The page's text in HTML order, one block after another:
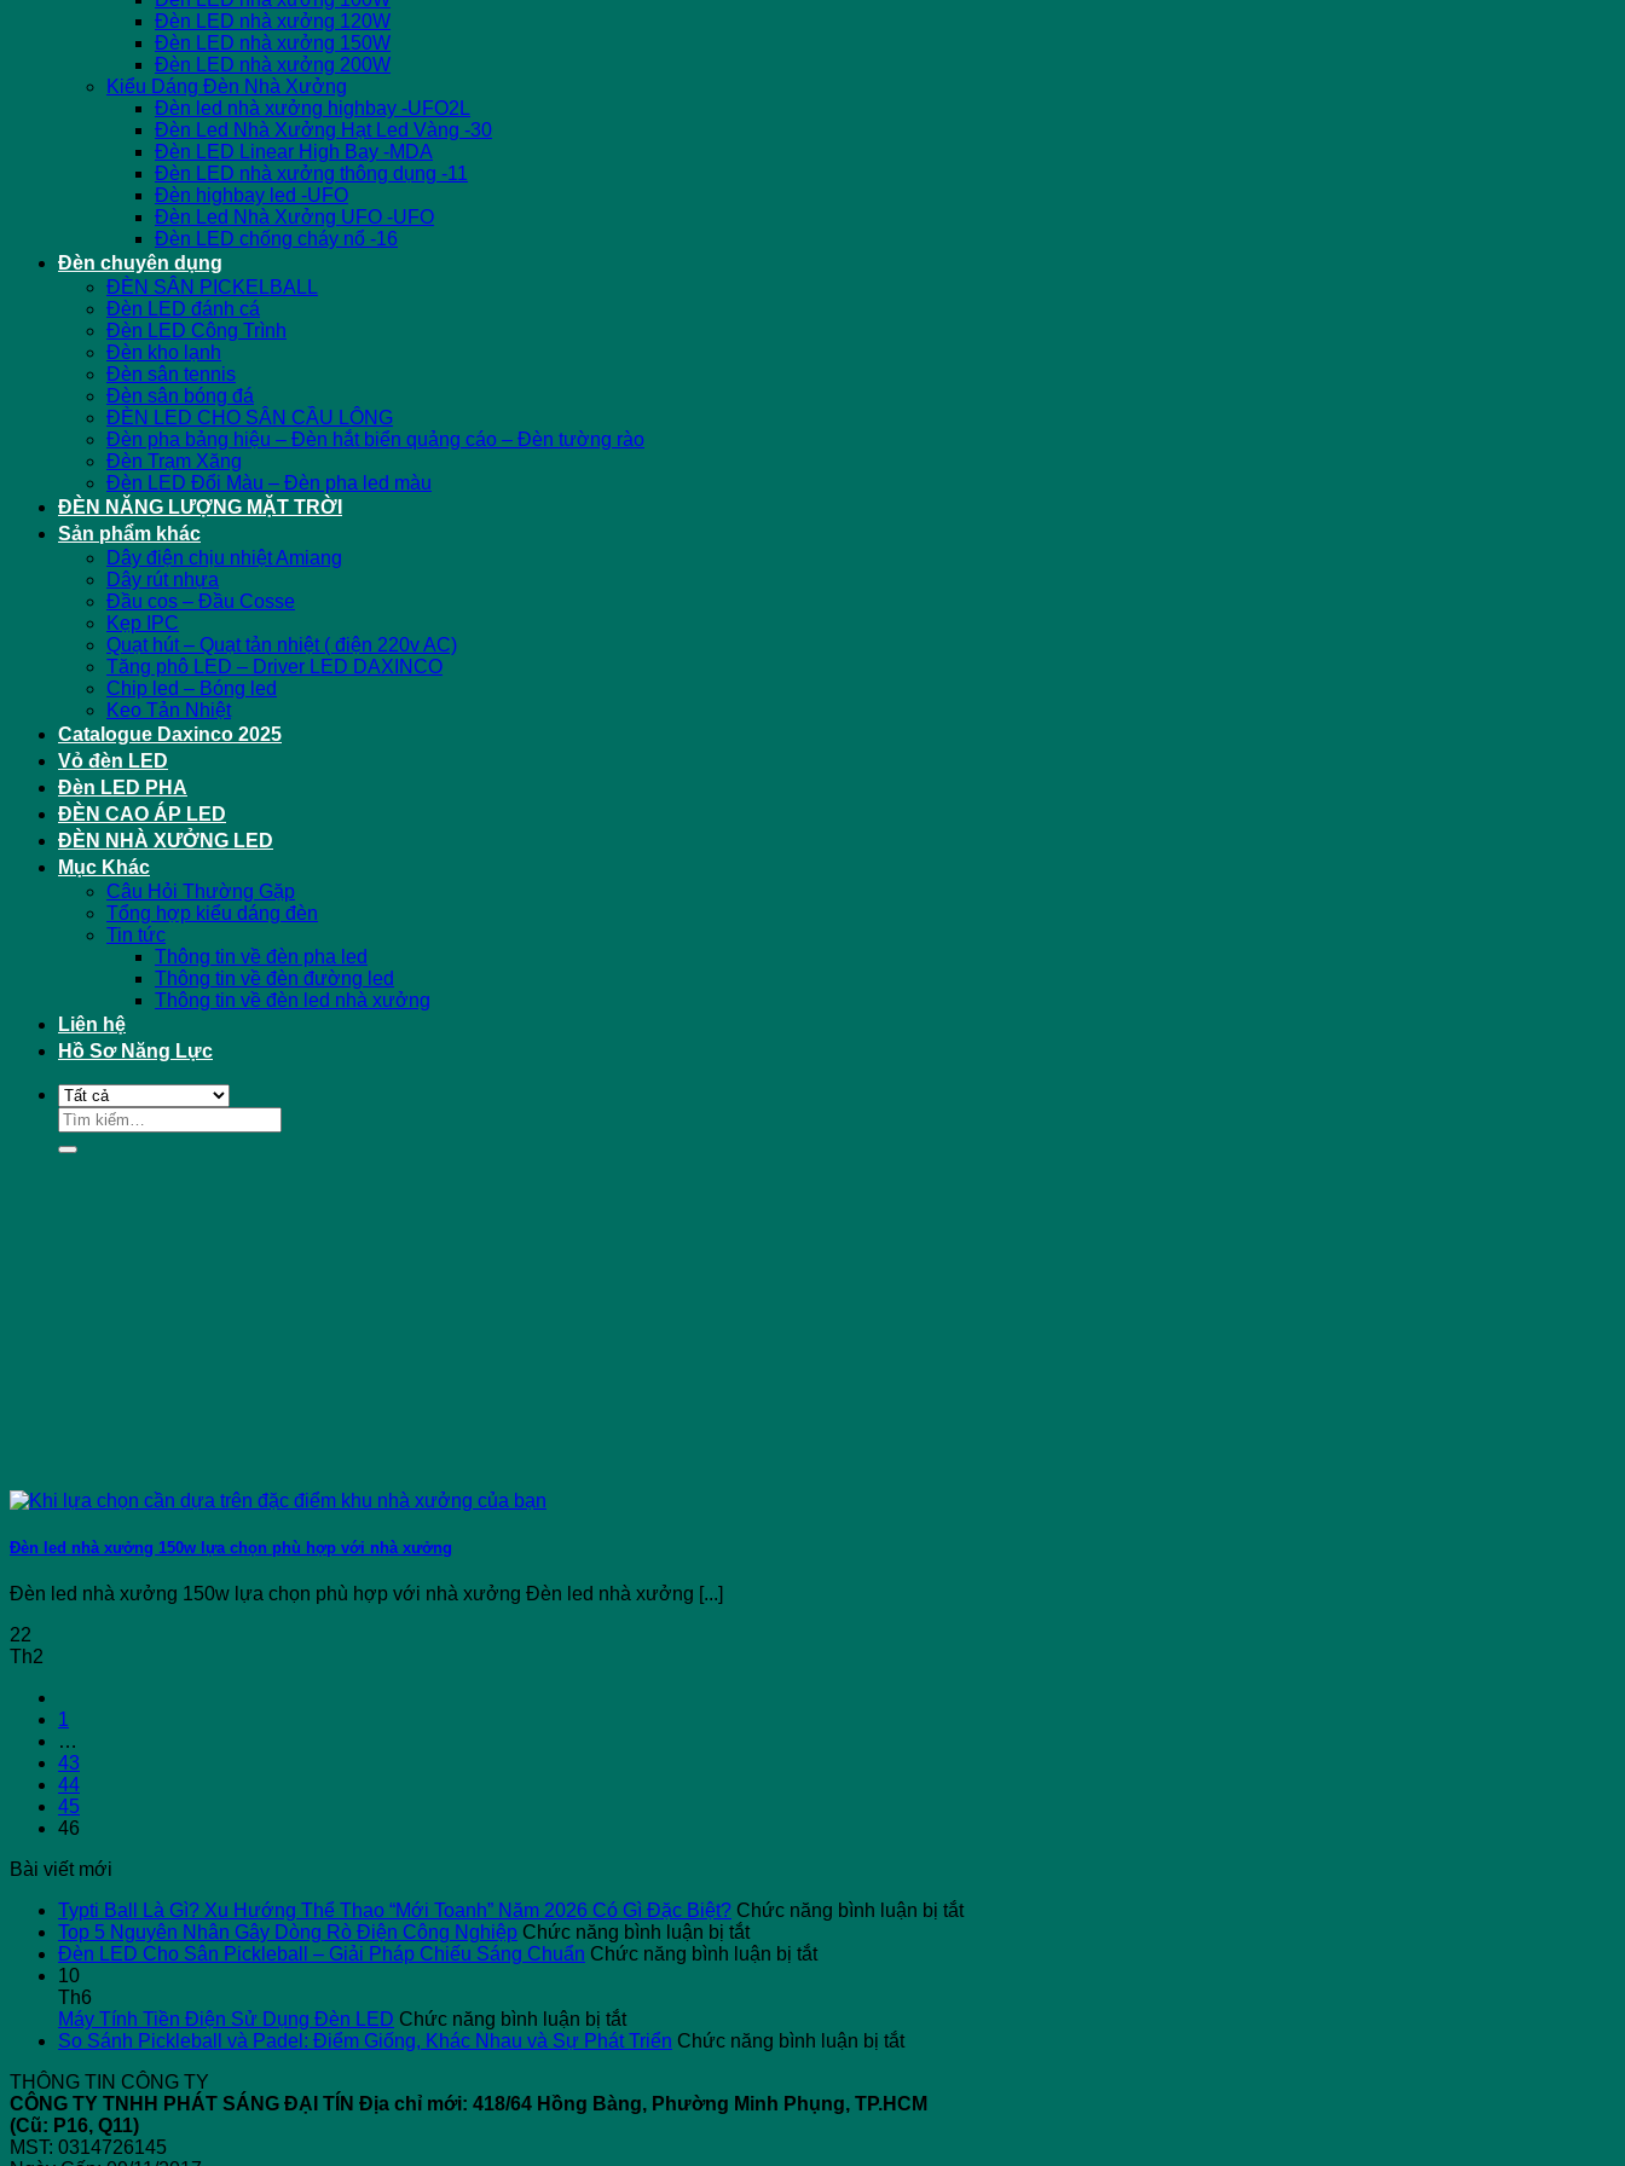
Đèn LED nhà xưởng 120W
Đèn LED nhà xưởng 150W
Đèn LED nhà xưởng 200W
Kiểu Dáng Đèn Nhà Xưởng
Đèn led nhà xưởng highbay -UFO2L
Đèn Led Nhà Xưởng Hạt Led Vàng -30
Đèn LED Linear High Bay -MDA
Đèn LED nhà xưởng thông dụng -11
Đèn highbay led -UFO
Đèn Led Nhà Xưởng UFO -UFO
Đèn LED chống cháy nổ -16
Đèn chuyên dụng
ĐÈN SÂN PICKELBALL
Đèn LED đánh cá
Đèn LED Công Trình
Đèn kho lạnh
Đèn sân tennis
Đèn sân bóng đá
ĐÈN LED CHO SÂN CẦU LÔNG
Đèn pha bảng hiệu – Đèn hắt biển quảng cáo – Đèn tường rào
Đèn Trạm Xăng
Đèn LED Đổi Màu – Đèn pha led màu
ĐÈN NĂNG LƯỢNG MẶT TRỜI
Sản phẩm khác
Dây điện chịu nhiệt Amiang
Dây rút nhựa
Đầu cos – Đầu Cosse
Kẹp IPC
Quạt hút – Quạt tản nhiệt ( điện 220v AC)
Tăng phô LED – Driver LED DAXINCO
Chip led – Bóng led
Keo Tản Nhiệt
Catalogue Daxinco 2025
Vỏ đèn LED
Đèn LED PHA
ĐÈN CAO ÁP LED
ĐÈN NHÀ XƯỞNG LED
Mục Khác
Câu Hỏi Thường Gặp
Tổng hợp kiểu dáng đèn
Tin tức
Thông tin về đèn pha led
Thông tin về đèn đường led
Thông tin về đèn led nhà xưởng
Liên hệ
Hồ Sơ Năng Lực
Tìm
kiếm:
Đèn led nhà xưởng 150w lựa chọn phù hợp với nhà xưởng
Đèn led nhà xưởng 150w lựa chọn phù hợp với nhà xưởng Đèn led nhà xưởng [...]
22
Th2
1
…
43
44
45
46
Bài viết mới
Typti Ball Là Gì? Xu Hướng Thể Thao “Mới Toanh” Năm 2026 Có Gì Đặc Biệt? Chức năng bình luận bị tắtở
Top 5 Nguyên Nhân Gây Dòng Rò Điện Công Nghiệp Chức năng bình luận bị tắtở
Top
Gây
Điện
Đèn LED Cho Sân Pickleball – Giải Pháp Chiếu Sáng Chuẩn Chức năng bình luận bị tắtở
Sân
Giải
10
Th6
Máy Tính Tiền Điện Sử Dụng Đèn LED Chức năng bình luận bị tắtở
Máy
Điện
So Sánh Pickleball và Padel: Điểm Giống, Khác Nhau và Sự Phát Triển Chức năng bình luận bị tắtở
Pickleball
THÔNG TIN CÔNG TY
CÔNG TY TNHH PHÁT SÁNG ĐẠI TÍN Địa chỉ mới: 418/64 Hồng Bàng, Phường Minh Phụng, TP.HCM
(Cũ: P16, Q11)
MST: 0314726145